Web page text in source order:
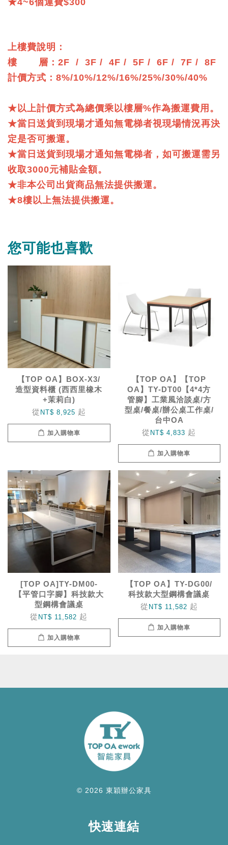
★4~6個運費$300
上樓費說明：
樓 層：2F / 3F / 4F / 5F / 6F / 7F / 8F
計價方式：8%/10%/12%/16%/25%/30%/40%
★以上計價方式為總價乘以樓層%作為搬運費用。
★當日送貨到現場才通知無電梯者視現場情況再決
定是否可搬運。
★當日送貨到現場才通知無電梯者，如可搬運需另
收取3000元補貼金額。
★非本公司出貨商品無法提供搬運。
★8樓以上無法提供搬運。
您可能也喜歡
【TOP OA】BOX-X3/
造型資料櫃 (西西里橡木
+茉莉白)
從 NT$ 8,925 起
加入購物車
【TOP OA】【TOP
OA】TY-DT00【4*4方
管腳】工業風洽談桌/方
型桌/餐桌/辦公桌工作桌/
台中OA
從 NT$ 4,833 起
加入購物車
[TOP OA]TY-DM00-
【平管口字腳】科技款大
型鋼構會議桌
從 NT$ 11,582 起
加入購物車
【TOP OA】TY-DG00/
科技款大型鋼構會議桌
從 NT$ 11,582 起
加入購物車
© 2026 東穎辦公家具
快速連結